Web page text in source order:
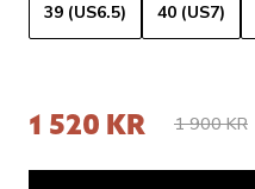
39 (US6.5) 40 (US7)
1 520 KR 1 900 KR